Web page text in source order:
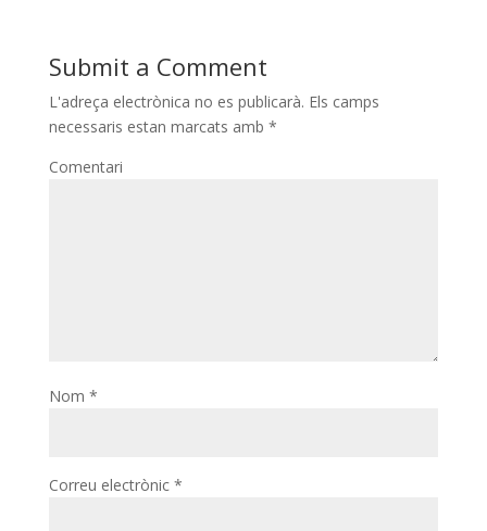
Submit a Comment
L'adreça electrònica no es publicarà. Els camps
necessaris estan marcats amb *
Comentari
Nom *
Correu electrònic *